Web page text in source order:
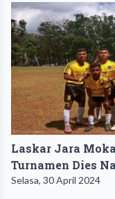
Laskar Jara
Turnamen Dies
Selasa, 30 April 2024